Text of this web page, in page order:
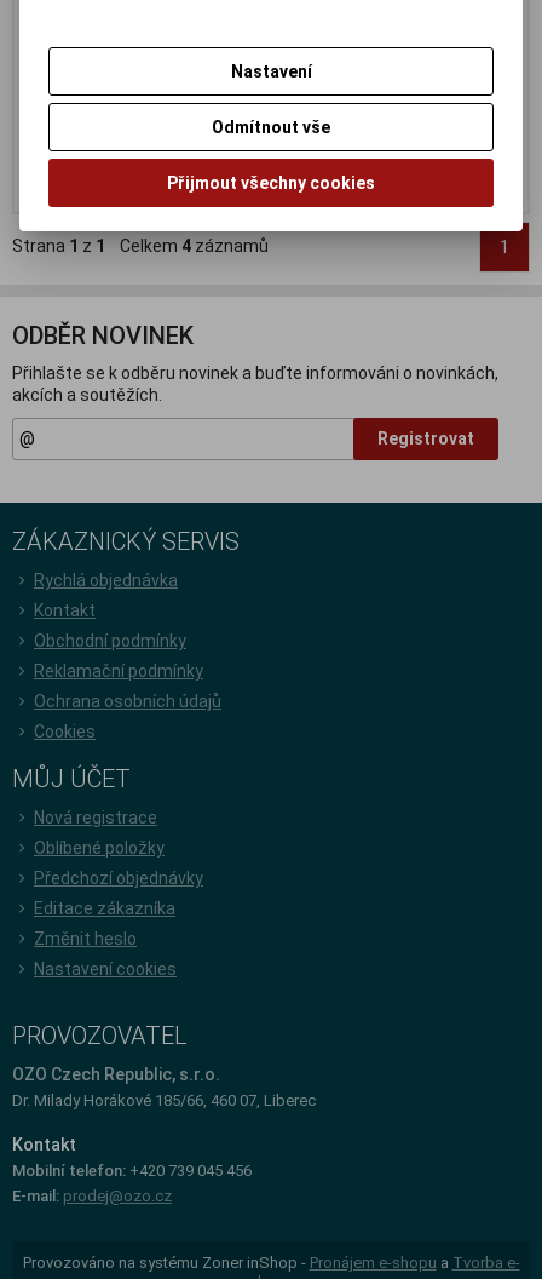
Ethernet Adapter
Koupit
Ethernet Adapter
Termín dodání (dny):
349 Kč
Strana 1 z 1 Celkem 4 záznamů 1
ODBĚR NOVINEK
Přihlašte se k odběru novinek a buďte informováni o novinkách,
akcích a soutěžích.
Registrovat
ZÁKAZNICKÝ SERVIS
Rychlá objednávka
Kontakt
Obchodní podmínky
Reklamační podmínky
Ochrana osobních údajů
Cookies
MŮJ ÚČET
Nová registrace
Oblíbené položky
Předchozí objednávky
Editace zákazníka
Změnit heslo
Nastavení cookies
PROVOZOVATEL
OZO Czech Republic, s.r.o.
Dr. Milady Horákové 185/66, 460 07, Liberec
Kontakt
Mobilní telefon: +420 739 045 456
E-mail: prodej@ozo.cz
Provozováno na systému Zoner inShop - Pronájem e-shopu a Tvorba e-
Nastavení
Odmítnout vše
Přijmout všechny cookies